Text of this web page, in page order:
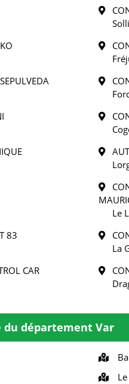
Le
83
La
CAR
département Var